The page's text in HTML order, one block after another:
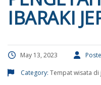
IBARAKI
May 13, 2023
Category: Tempat wisata di